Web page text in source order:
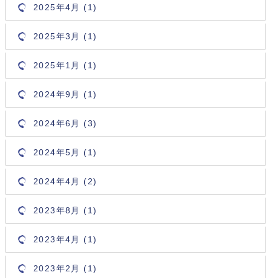
2025年4月 (1)
2025年3月 (1)
2025年1月 (1)
2024年9月 (1)
2024年6月 (3)
2024年5月 (1)
2024年4月 (2)
2023年8月 (1)
2023年4月 (1)
2023年2月 (1)